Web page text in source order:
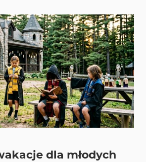
dla młodych